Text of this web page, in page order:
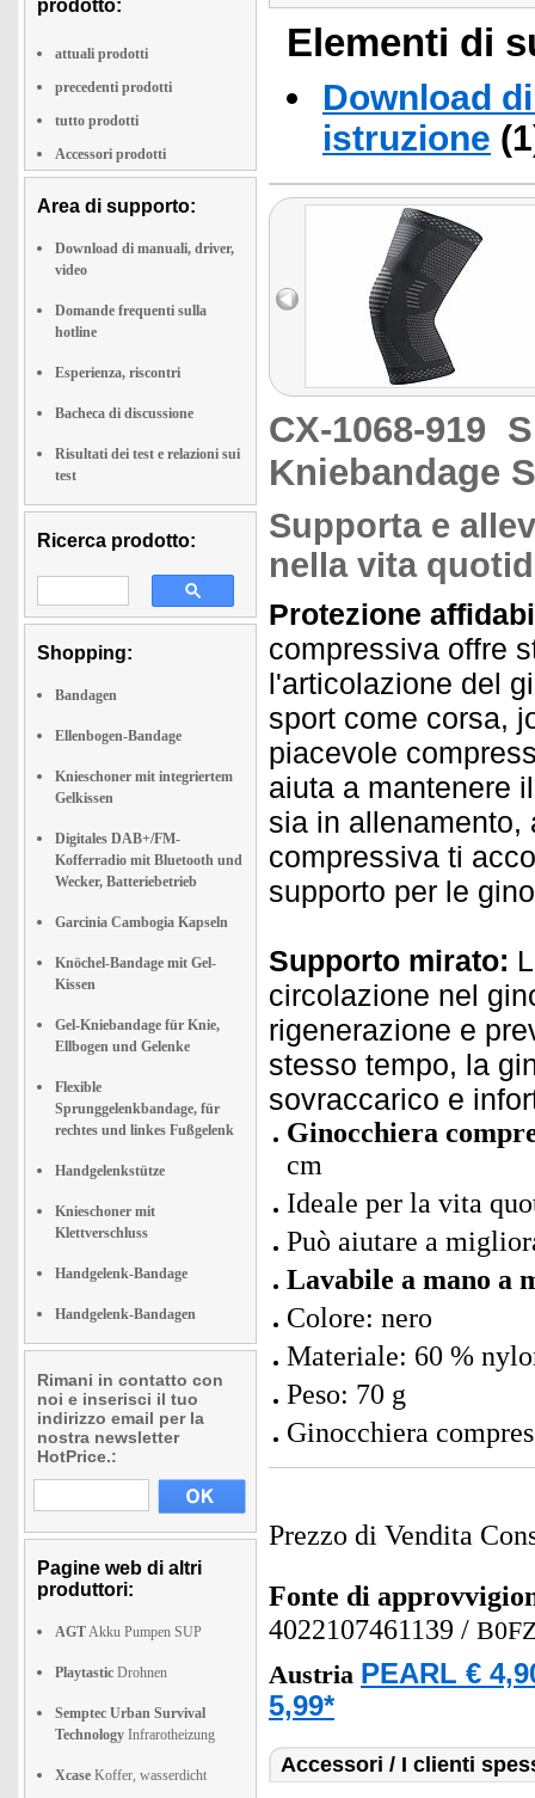
prodotto:
attuali prodotti
precedenti prodotti
tutto prodotti
Accessori prodotti
Area di supporto:
Download di manuali, driver,
video
Domande frequenti sulla
hotline
Esperienza, riscontri
Bacheca di discussione
Risultati dei test e relazioni sui
test
Ricerca prodotto:
Shopping:
Bandagen
Ellenbogen-Bandage
Knieschoner mit integriertem
Gelkissen
Digitales DAB+/FM-
Kofferradio mit Bluetooth und
Wecker, Batteriebetrieb
Garcinia Cambogia Kapseln
Knöchel-Bandage mit Gel-
Kissen
Gel-Kniebandage für Knie,
Ellbogen und Gelenke
Flexible
Sprunggelenkbandage, für
rechtes und linkes Fußgelenk
Handgelenkstütze
Knieschoner mit
Klettverschluss
Handgelenk-Bandage
Handgelenk-Bandagen
Rimani in contatto con
noi e inserisci il tuo
indirizzo email per la
nostra newsletter
HotPrice.:
Pagine web di altri
produttori:
AGTAkku Pumpen SUP
Playtastic Drohnen
Semptec Urban Survival
Technology Infrarotheizung
Xcase Koffer, wasserdicht
Elementi di
Download
istruzione
CX-1068-919
Kniebandage
Supporta e
nella vita
Protezione
compressiva offre
l'articolazione del
sport come corsa,
piacevole
aiuta a mantenere
sia in allenamento,
compressiva ti
supporto per le
Supporto mirato:
circolazione nel
rigenerazione e
stesso tempo, la
sovraccarico e
Ginocchiera
cm
Ideale per la vita
Può aiutare a
Lavabile a mano a
Colore: nero
Materiale: 60 %
Peso: 70 g
Ginocchiera
Prezzo di Vendita
Fonte di
4022107461139 /
Austria PEARL €
5,99*
Accessori / I clienti